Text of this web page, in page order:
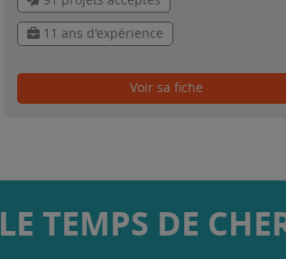
11 ans d'expérience
Voir sa fiche
TEMPS DE